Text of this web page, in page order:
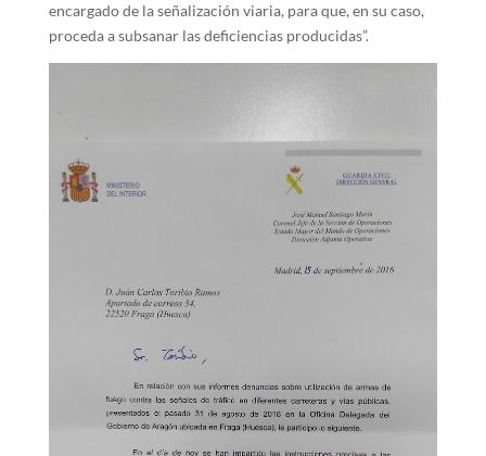
encargado de la señalización viaria, para que, en su caso,
proceda a subsanar las deficiencias producidas”.